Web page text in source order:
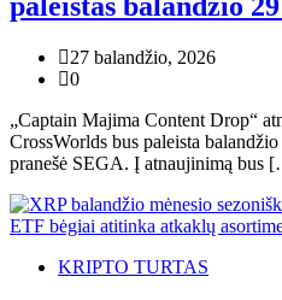
27 balandžio, 2026
0
„Captain Majima Content Drop“
CrossWorlds bus paleista
pranešė SEGA. Į atnaujinimą bus
KRIPTO TURTAS